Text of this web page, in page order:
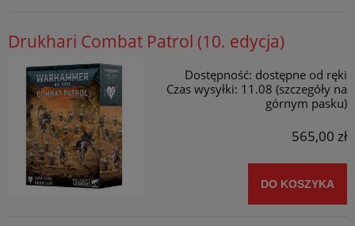
Drukhari Combat Patrol (10. edycja)
Dostępność: dostępne od ręki
Czas wysyłki: 11.08 (szczegóły na
górnym pasku)
565,00 zł
DO KOSZYKA